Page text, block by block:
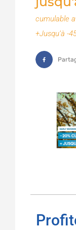
cumulable
+Jusqu’à -